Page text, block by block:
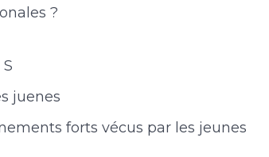
?
juenes
forts vécus par les jeunes